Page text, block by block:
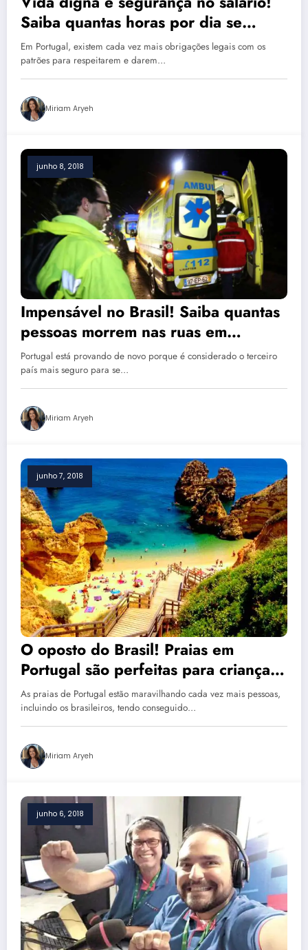
Saiba quantas horas por dia se
trabalha em Portugal
Em Portugal, existem cada vez mais obrigações legais com os
patrões para respeitarem e darem…
Miriam Aryeh
junho 8, 2018
Impensável no Brasil! Saiba quantas
pessoas morrem nas ruas em
Portugal diariamente
Portugal está provando de novo porque é considerado o terceiro
país mais seguro para se…
Miriam Aryeh
junho 7, 2018
O oposto do Brasil! Praias em
Portugal são perfeitas para crianças
e motivo é espantoso
As praias de Portugal estão maravilhando cada vez mais pessoas,
incluindo os brasileiros, tendo conseguido…
Miriam Aryeh
junho 6, 2018